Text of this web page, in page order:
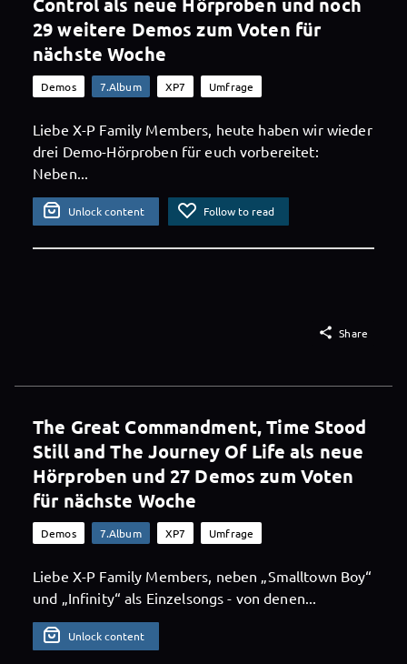
29 weitere Demos zum Voten für
nächste Woche
Demos 7.Album XP7 Umfrage
Liebe X-P Family Members, heute haben wir wieder
drei Demo-Hörproben für euch vorbereitet:
Neben...
Unlock content Follow to read
 Share
The Great Commandment, Time Stood
Still and The Journey Of Life als neue
Hörproben und 27 Demos zum Voten
für nächste Woche
Demos 7.Album XP7 Umfrage
Liebe X-P Family Members, neben „Smalltown Boy“
und „Infinity“ als Einzelsongs - von denen...
Unlock content